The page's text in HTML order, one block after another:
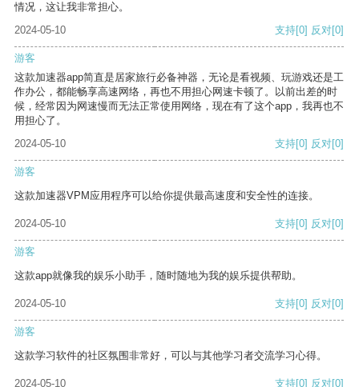
情况，这让我非常担心。
2024-05-10
支持[0] 反对[0]
游客
这款加速器app简直是居家旅行必备神器，无论是看视频、玩游戏还是工
作办公，都能畅享高速网络，再也不用担心网速卡顿了。以前出差的时
候，经常因为网速慢而无法正常使用网络，现在有了这个app，我再也不
用担心了。
2024-05-10
支持[0] 反对[0]
游客
这款加速器VPM应用程序可以给你提供最高速度和安全性的连接。
2024-05-10 支持[0] 反对[0]
游客
这款app就像我的娱乐小助手，随时随地为我的娱乐提供帮助。
2024-05-10 支持[0] 反对[0]
游客
这款学习软件的社区氛围非常好，可以与其他学习者交流学习心得。
2024-05-10 支持[0] 反对[0]